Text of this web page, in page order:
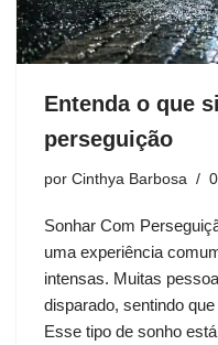
Entenda o que
perseguição
por Cinthya Barbosa
Sonhar Com
uma experiência
intensas. Muitas
disparado, sentindo
Esse tipo de sonho